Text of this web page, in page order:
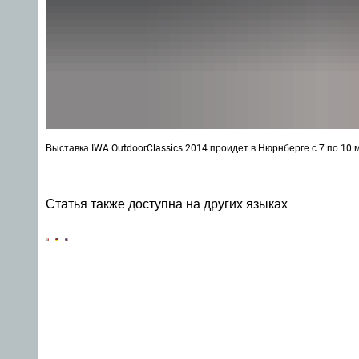
Выставка IWA OutdoorClassics 2014 проидет в Нюрнберге с 7 по 10
Статья также доступна на других языках